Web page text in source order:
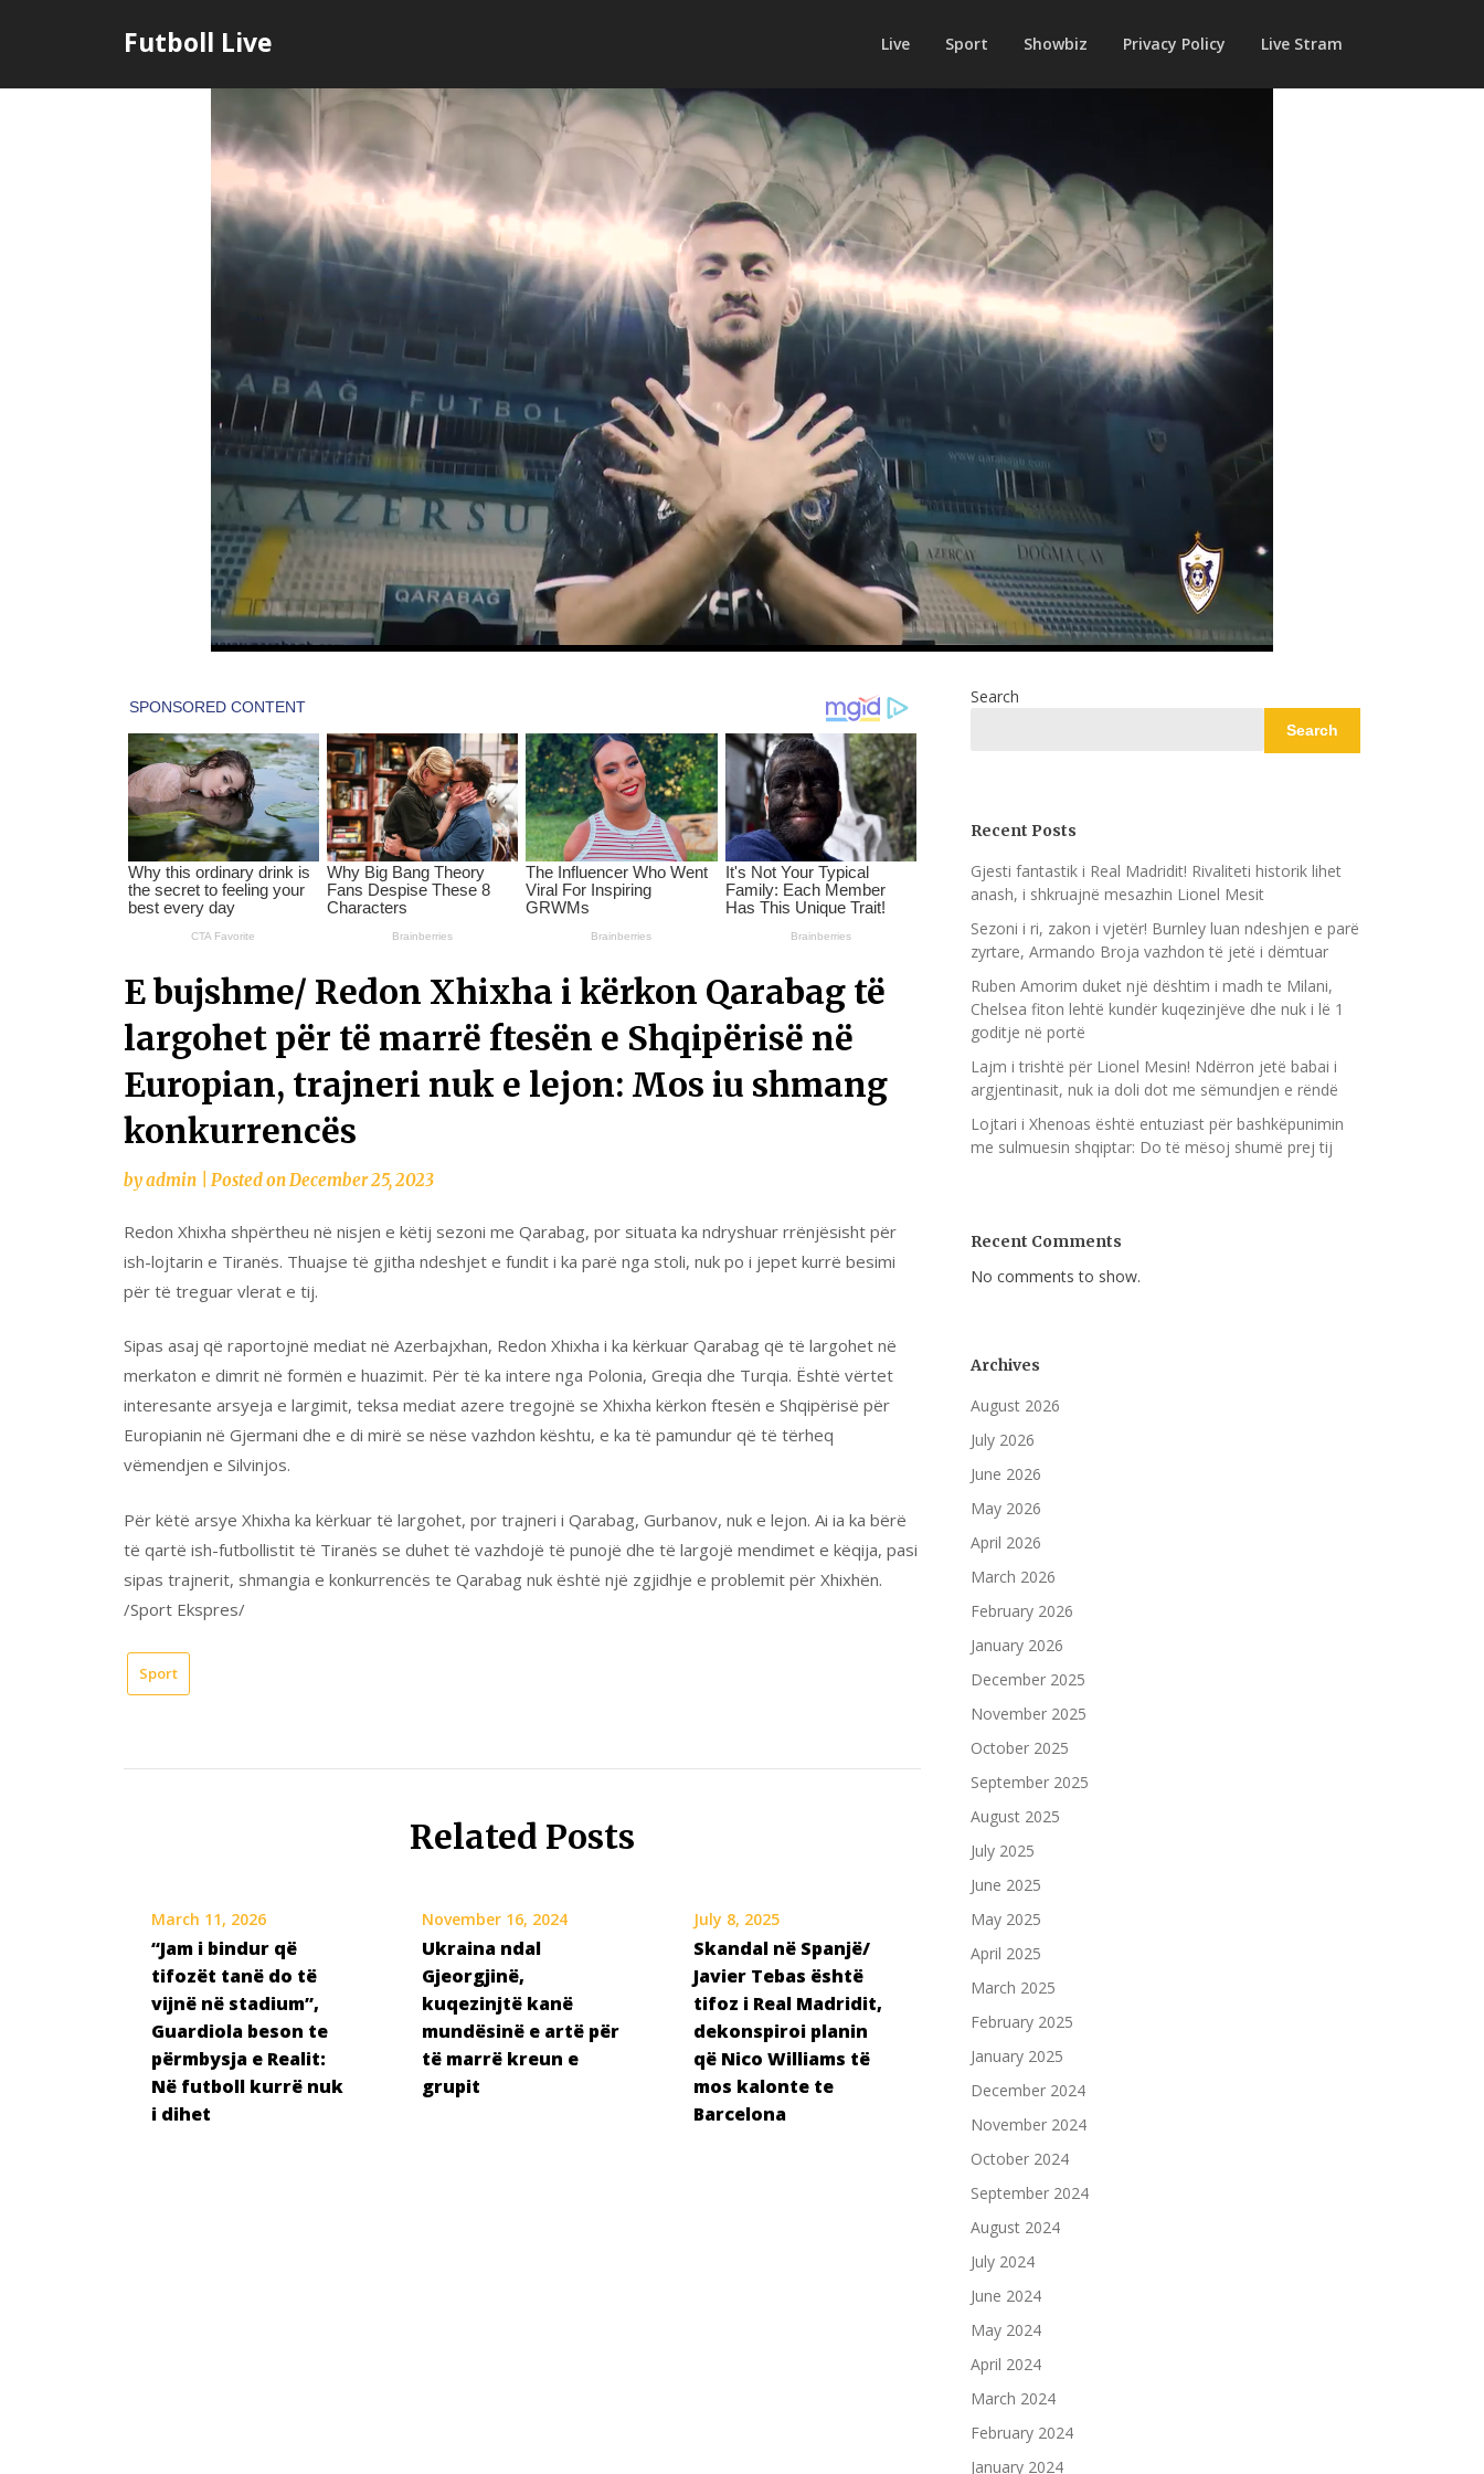
Futboll Live Live Sport Showbiz Privacy Policy Live Stram
E bujshme/ Redon Xhixha i kërkon Qarabag të
largohet për të marrë ftesën e Shqipërisë në
Europian, trajneri nuk e lejon: Mos iu shmang
konkurrencës
byadmin Posted onDecember 25, 2023
Redon Xhixha shpërtheu në nisjen e këtij sezoni me Qarabag, por situata ka ndryshuar rrënjësisht për
ish-lojtarin e Tiranës. Thuajse të gjitha ndeshjet e fundit i ka parë nga stoli, nuk po i jepet kurrë besimi
për të treguar vlerat e tij.
Sipas asaj që raportojnë mediat në Azerbajxhan, Redon Xhixha i ka kërkuar Qarabag që të largohet në
merkaton e dimrit në formën e huazimit. Për të ka intere nga Polonia, Greqia dhe Turqia. Është vërtet
interesante arsyeja e largimit, teksa mediat azere tregojnë se Xhixha kërkon ftesën e Shqipërisë për
Europianin në Gjermani dhe e di mirë se nëse vazhdon kështu, e ka të pamundur që të tërheq
vëmendjen e Silvinjos.
Për këtë arsye Xhixha ka kërkuar të largohet, por trajneri i Qarabag, Gurbanov, nuk e lejon. Ai ia ka bërë
të qartë ish-futbollistit të Tiranës se duhet të vazhdojë të punojë dhe të largojë mendimet e këqija, pasi
sipas trajnerit, shmangia e konkurrencës te Qarabag nuk është një zgjidhje e problemit për Xhixhën.
/Sport Ekspres/
Sport
Related Posts
March 11, 2026
“Jam i bindur që
tifozët tanë do të
vijnë në stadium”,
Guardiola beson te
përmbysja e Realit:
Në futboll kurrë nuk
i dihet
November 16, 2024
Ukraina ndal
Gjeorgjinë,
kuqezinjtë kanë
mundësinë e artë për
të marrë kreun e
grupit
July 8, 2025
Skandal në Spanjë/
Javier Tebas është
tifoz i Real Madridit,
dekonspiroi planin
që Nico Williams të
mos kalonte te
Barcelona
Search
Search
Recent Posts
Gjesti fantastik i Real Madridit! Rivaliteti historik lihet
anash, i shkruajnë mesazhin Lionel Mesit
Sezoni i ri, zakon i vjetër! Burnley luan ndeshjen e parë
zyrtare, Armando Broja vazhdon të jetë i dëmtuar
Ruben Amorim duket një dështim i madh te Milani,
Chelsea fiton lehtë kundër kuqezinjëve dhe nuk i lë 1
goditje në portë
Lajm i trishtë për Lionel Mesin! Ndërron jetë babai i
argjentinasit, nuk ia doli dot me sëmundjen e rëndë
Lojtari i Xhenoas është entuziast për bashkëpunimin
me sulmuesin shqiptar: Do të mësoj shumë prej tij
Recent Comments
No comments to show.
Archives
August 2026
July 2026
June 2026
May 2026
April 2026
March 2026
February 2026
January 2026
December 2025
November 2025
October 2025
September 2025
August 2025
July 2025
June 2025
May 2025
April 2025
March 2025
February 2025
January 2025
December 2024
November 2024
October 2024
September 2024
August 2024
July 2024
June 2024
May 2024
April 2024
March 2024
February 2024
January 2024